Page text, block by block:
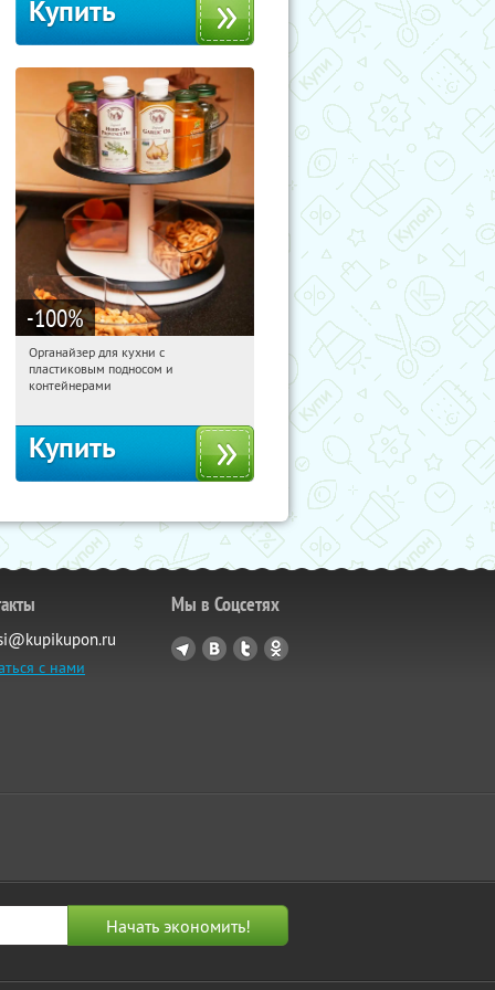
Купить
-100%
08:59:55 Получили:
Россия
Органайзер для кухни с
пластиковым подносом и
контейнерами
Купить
с нами
Мы в Соцсетях